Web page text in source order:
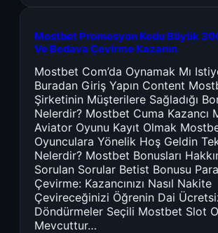
Mostbet Promosyon Kodu Büyük
Ve Bedava Çevirme Kazanın
Mostbet Com’da Oynamak Mı
Buradan Giriş Yapın Content
Şirketinin Müşterilere Sağladığı
Nelerdir? Mostbet Cuma Kazancı
Aviator Oyunu Kayıt Olmak
Oyunculara Yönelik Hoş Geldin
Nelerdir? Mostbet Bonusları
Sorulan Sorular Betist Bonusu
Çevirme: Kazancınızı Nasıl Nakite
Çevireceğinizi Öğrenin Dai
Döndürmeler Seçili Mostbet Slot
Mevcuttur…